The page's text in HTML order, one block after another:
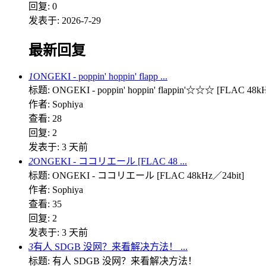
回复: 0
发表于: 2026-7-29
最新回复
1ONGEKI - poppin' hoppin' flapp ...
标题: ONGEKI - poppin' hoppin' flappin'☆☆☆ [FLAC
作者: Sophiya
查看: 28
回复: 2
发表于: 3 天前
2ONGEKI - ココリエール [FLAC 48 ...
标题: ONGEKI - ココリエール [FLAC 48kHz／24bit]
作者: Sophiya
查看: 35
回复: 2
发表于: 3 天前
3有人 SDGB 没网？来看解决方法！ ...
标题: 有人 SDGB 没网？来看解决方法！